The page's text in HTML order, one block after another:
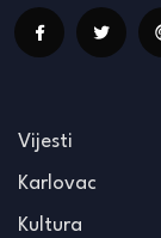
Vijesti
Karlovac
Kultura